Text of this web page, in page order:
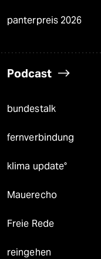
panterpreis 2026
Podcast
bundestalk
fernverbindung
klima update°
Mauerecho
Freie Rede
reingehen